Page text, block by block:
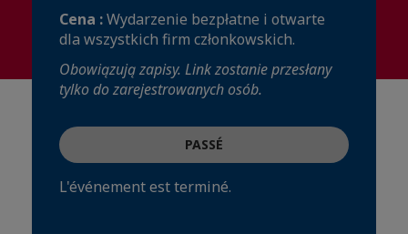
Cena :Wydarzenie bezpłatne i otwarte
dla wszystkich firm członkowskich.
Obowiązują zapisy. Link zostanie przesłany
tylko do zarejestrowanych osób.
PASSÉ
L'événement est terminé.